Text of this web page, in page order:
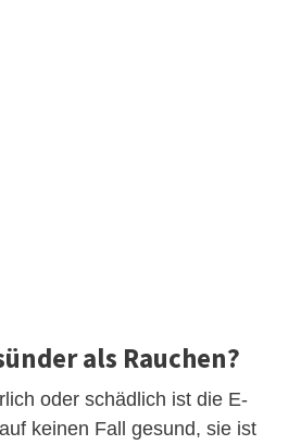
als Rauchen?
oder schädlich ist die E-
keinen Fall gesund, sie ist